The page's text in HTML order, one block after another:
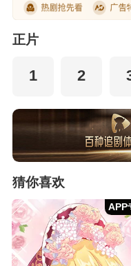
正片
1 2
猜你喜欢
APP